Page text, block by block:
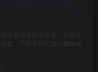
稿者或原作者所有，如若本
益，可联系我们进行删除处